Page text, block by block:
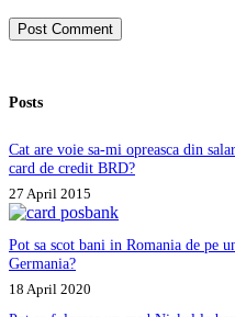
Post Comment
Posts
Cat are voie sa-mi opreasca din
card de credit BRD?
27 April 2015
Pot sa scot bani in Romania de pe
Germania?
18 April 2020